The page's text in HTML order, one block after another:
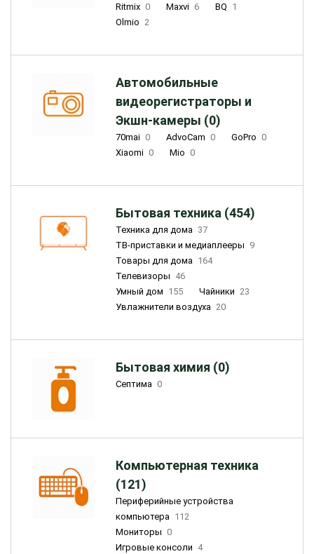
Ritmix 0 Maxvi 6 BQ 1
Olmio 2
Автомобильные
видеорегистраторы и
Экшн-камеры (0)
70mai 0 AdvoCam 0 GoPro 0
Xiaomi 0 Mio 0
Бытовая техника (454)
Техника для дома 37
ТВ-приставки и медиаплееры 9
Товары для дома 164
Телевизоры 46
Умный дом 155 Чайники 23
Увлажнители воздуха 20
Бытовая химия (0)
Септима 0
Компьютерная техника
(121)
Периферийные устройства
компьютера 112
Мониторы 0
Игровые консоли 4